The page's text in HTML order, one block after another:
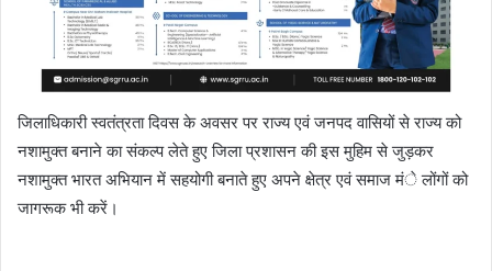
जिलाधिकारी स्वतंत्रता दिवस के अवसर पर राज्य एवं जनपद वासियों से राज्य को
नशामुक्त बनाने का संकल्प लेते हुए जिला प्रशासन की इस मुहिम से जुड़कर
नशामुक्त भारत अभियान में सहयोगी बनाते हुए अपने क्षेत्र एवं समाज मंे लोंगों को
जागरूक भी करें।